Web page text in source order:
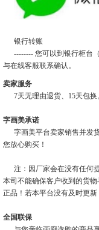
银行转账
-------- 您可以到银行柜台
与在线客服联系确认。
卖家服务
7天无理由退货、15天包换
字画美承诺
字画美平台卖家销售并发
您放心购买！
注：因厂家会在没有任何提
本司不能确保客户收到的货
正品！若本平台没有及时更新
全国联保